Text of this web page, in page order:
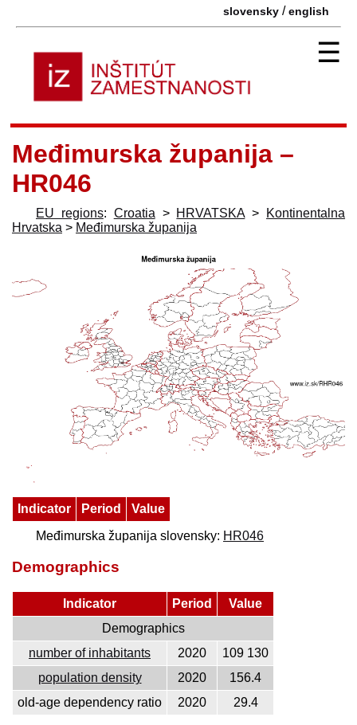
slovensky /english
☰
Međimurska županija –
HR046
EU regions: Croatia > HRVATSKA>
Kontinentalna
Hrvatska > Međimurska županija
Indicator Period
Value
Međimurska županija slovensky: HR046
Demographics
Indicator Period
Value
Demographics
number of inhabitants
2020
109 130
population density
2020
156.4
old-age dependency ratio
2020 29.4